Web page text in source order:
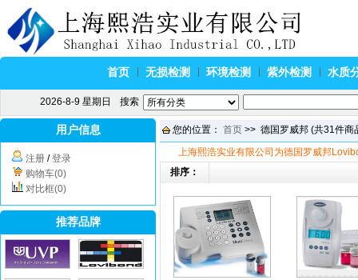
首页 无损检测 环境检测 紫外检测 水质
2026-8-9 星期日 搜索
用户信息
注册 /登录
购物车(0)
对比框(0)
推荐品牌
您的位置： 首页 >> 德国罗威邦 (共31件商
上海熙浩实业有限公司为德国罗威邦
排序：